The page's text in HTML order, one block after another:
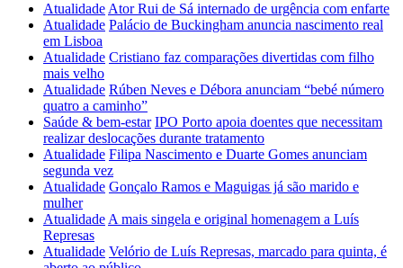
Atualidade Ator Rui de Sá internado de urgência com enfarte
Atualidade Palácio de Buckingham anuncia nascimento real
em Lisboa
Atualidade Cristiano faz comparações divertidas com filho
mais velho
Atualidade Rúben Neves e Débora anunciam “bebé número
quatro a caminho”
Saúde & bem-estar IPO Porto apoia doentes que necessitam
realizar deslocações durante tratamento
Atualidade Filipa Nascimento e Duarte Gomes anunciam
segunda vez
Atualidade Gonçalo Ramos e Maguigas já são marido e
mulher
Atualidade A mais singela e original homenagem a Luís
Represas
Atualidade Velório de Luís Represas, marcado para quinta, é